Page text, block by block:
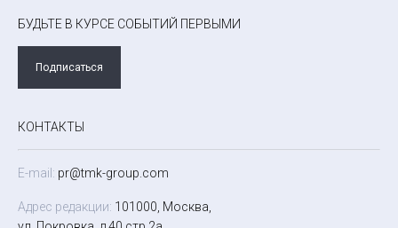
БУДЬТЕ В КУРСЕ СОБЫТИЙ ПЕРВЫМИ
Подписаться
КОНТАКТЫ
E-mail: pr@tmk-group.com
Адрес редакции: 101000, Москва,